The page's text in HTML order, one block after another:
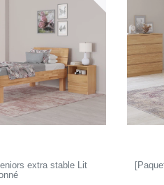
extra stable Lit